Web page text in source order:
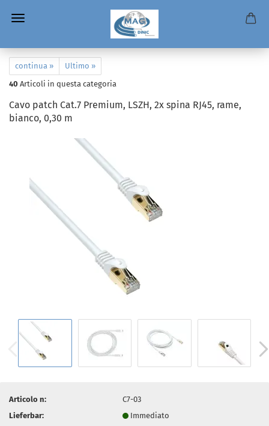
continua »
Ultimo »
40 Articoli in questa categoria
Cavo patch Cat.7 Premium, LSZH, 2x spina RJ45, rame,
bianco, 0,30 m
Articolo n:
C7-03
Lieferbar:
Immediato